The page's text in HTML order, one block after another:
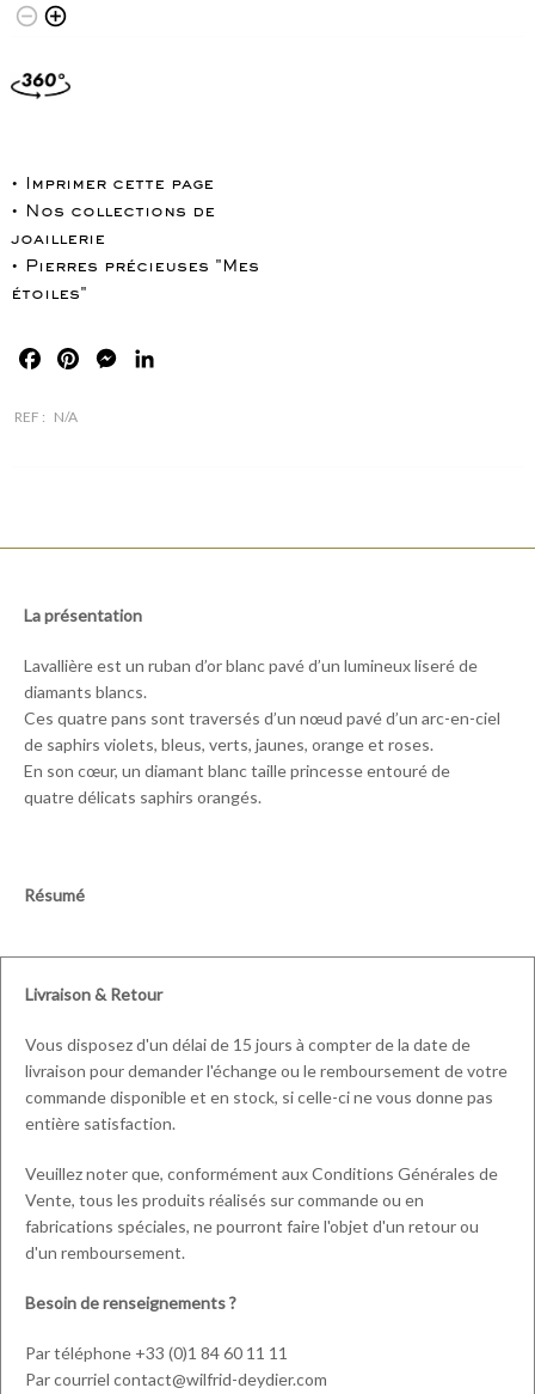
remove_circle_outline add_circle_outline
• Imprimer cette page
• Nos collections de
joaillerie
• Pierres précieuses "Mes
étoiles"
FacebookPinterestMessenger
REF : N/A
La présentation
Lavallière est un ruban d’or blanc pavé d’un lumineux liseré de
diamants blancs.
Ces quatre pans sont traversés d’un nœud pavé d’un arc-en-ciel
de saphirs violets, bleus, verts, jaunes, orange et roses.
En son cœur, un diamant blanc taille princesse entouré de
quatre délicats saphirs orangés.
Résumé
Livraison & Retour
Vous disposez d'un délai de 15 jours à compter de la date de
livraison pour demander l'échange ou le remboursement de votre
commande disponible et en stock, si celle-ci ne vous donne pas
entière satisfaction.
Veuillez noter que, conformément aux Conditions Générales de
Vente, tous les produits réalisés sur commande ou en
fabrications spéciales, ne pourront faire l'objet d'un retour ou
d'un remboursement.
Besoin de renseignements ?
Par téléphone +33 (0)1 84 60 11 11
Par courriel contact@wilfrid-deydier.com